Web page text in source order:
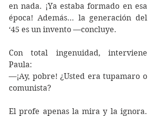
en nada. ¡Ya estaba formado en esa
época! Además… la generación del
‘45 es un invento —concluye.
Con total ingenuidad, interviene
Paula:
—¡Ay, pobre! ¿Usted era tupamaro o
comunista?
El profe apenas la mira y la ignora.